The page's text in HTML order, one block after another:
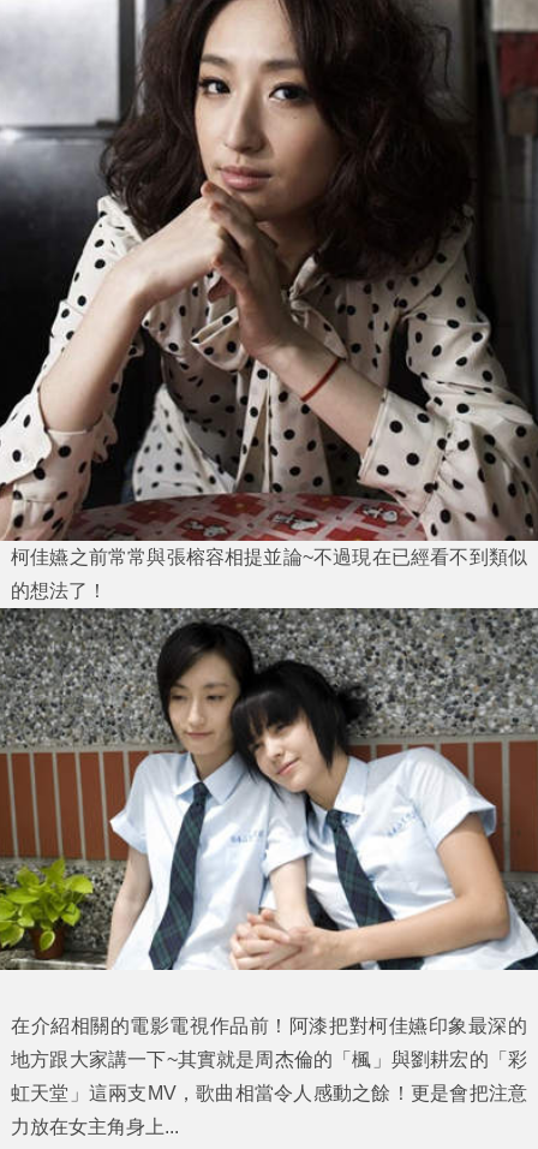
柯佳嬿之前常常與張榕容相提並論~不過現在已經看不到類似
的想法了！
在介紹相關的電影電視作品前！阿漆把對柯佳嬿印象最深的
地方跟大家講一下~其實就是周杰倫的「楓」與劉耕宏的「彩
虹天堂」這兩支MV，歌曲相當令人感動之餘！更是會把注意
力放在女主角身上...